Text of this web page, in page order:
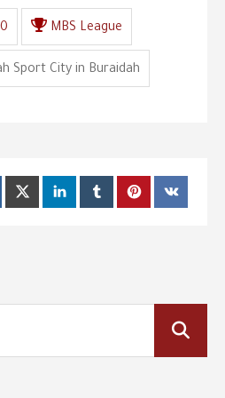
MBS League
Sport City in Buraidah